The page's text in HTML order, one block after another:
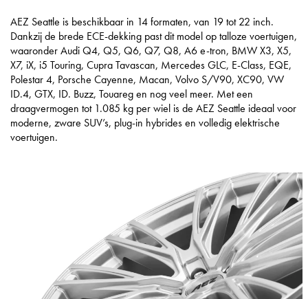
AEZ Seattle is beschikbaar in 14 formaten, van 19 tot 22 inch.
Dankzij de brede ECE-dekking past dit model op talloze voertuigen,
waaronder Audi Q4, Q5, Q6, Q7, Q8, A6 e-tron, BMW X3, X5,
X7, iX, i5 Touring, Cupra Tavascan, Mercedes GLC, E-Class, EQE,
Polestar 4, Porsche Cayenne, Macan, Volvo S/V90, XC90, VW
ID.4, GTX, ID. Buzz, Touareg en nog veel meer. Met een
draagvermogen tot 1.085 kg per wiel is de AEZ Seattle ideaal voor
moderne, zware SUV’s, plug-in hybrides en volledig elektrische
voertuigen.